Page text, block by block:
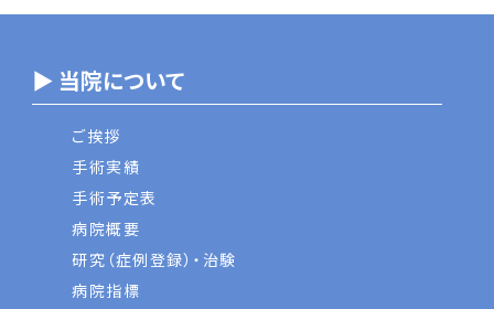
▶ 当院について
ご挨拶
手術実績
手術予定表
病院概要
研究（症例登録）・治験
病院指標